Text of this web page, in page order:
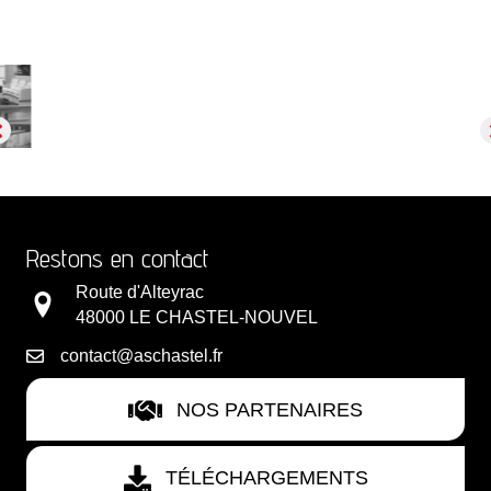
Restons en contact
Route d'Alteyrac
48000 LE CHASTEL-NOUVEL
contact@aschastel.fr
NOS PARTENAIRES
TÉLÉCHARGEMENTS